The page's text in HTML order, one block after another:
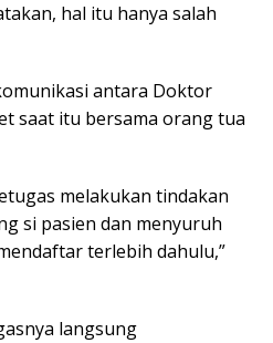
hal itu hanya salah
antara Doktor
saat itu bersama orang tua
melakukan tindakan
si pasien dan menyuruh
terlebih dahulu,”
langsung